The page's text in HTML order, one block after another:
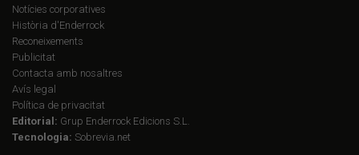
Notícies corporatives
Història d'Enderrock
Reconeixements
Publicitat
Contacta amb nosaltres
Avís legal
Política de privacitat
Editorial: Grup Enderrock Edicions S.L.
Tecnologia: Sobrevia.net